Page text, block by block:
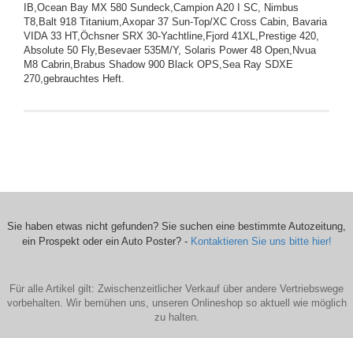
IB,Ocean Bay MX 580 Sundeck,Campion A20 I SC, Nimbus
T8,Balt 918 Titanium,Axopar 37 Sun-Top/XC Cross Cabin, Bavaria
VIDA 33 HT,Öchsner SRX 30-Yachtline,Fjord 41XL,Prestige 420,
Absolute 50 Fly,Besevaer 535M/Y, Solaris Power 48 Open,Nvua
M8 Cabrin,Brabus Shadow 900 Black OPS,Sea Ray SDXE
270,gebrauchtes Heft.
Sie haben etwas nicht gefunden? Sie suchen eine bestimmte Autozeitung,
ein Prospekt oder ein Auto Poster? - Kontaktieren Sie uns bitte hier!
Für alle Artikel gilt: Zwischenzeitlicher Verkauf über andere Vertriebswege
vorbehalten. Wir bemühen uns, unseren Onlineshop so aktuell wie möglich
zu halten.